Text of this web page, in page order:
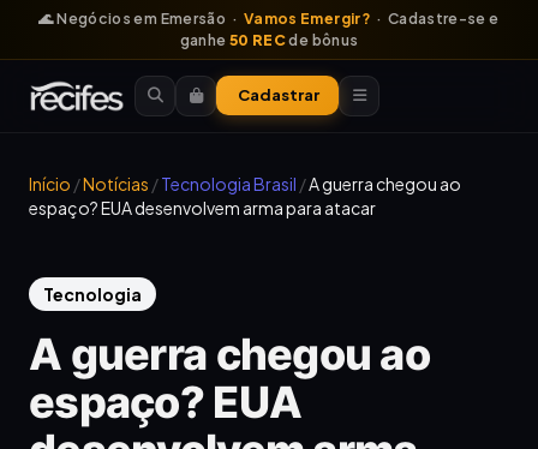
🌊 Negócios em Emersão · Vamos Emergir? · Cadastre-se e
ganhe50 RECde bônus
Cadastrar
Início /Notícias /Tecnologia Brasil /A guerra chegou ao
espaço? EUA desenvolvem arma para atacar
Tecnologia
A guerra chegou ao
espaço? EUA